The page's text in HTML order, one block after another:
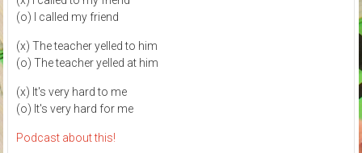
(o) I called my friend
(x) The teacher yelled to him
(o) The teacher yelled at him
(x) It's very hard to me
(o) It's very hard for me
Podcast about this!